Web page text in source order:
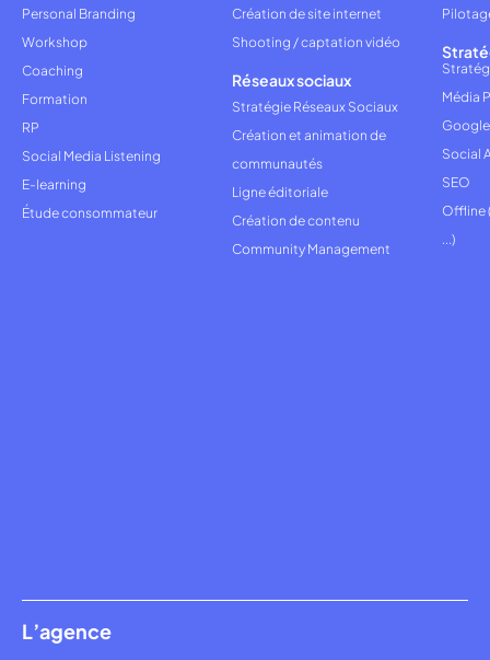
L’agence
Personal Branding
Workshop
Coaching
Formation
RP
Social Media Listening
E-learning
Étude consommateur
Création de site internet
Shooting / captation vidéo
Réseaux sociaux
Stratégie Réseaux Sociaux
Création et animation de
communautés
Ligne éditoriale
Création de contenu
Community Management
Média
Social
SEO
Offline
...)